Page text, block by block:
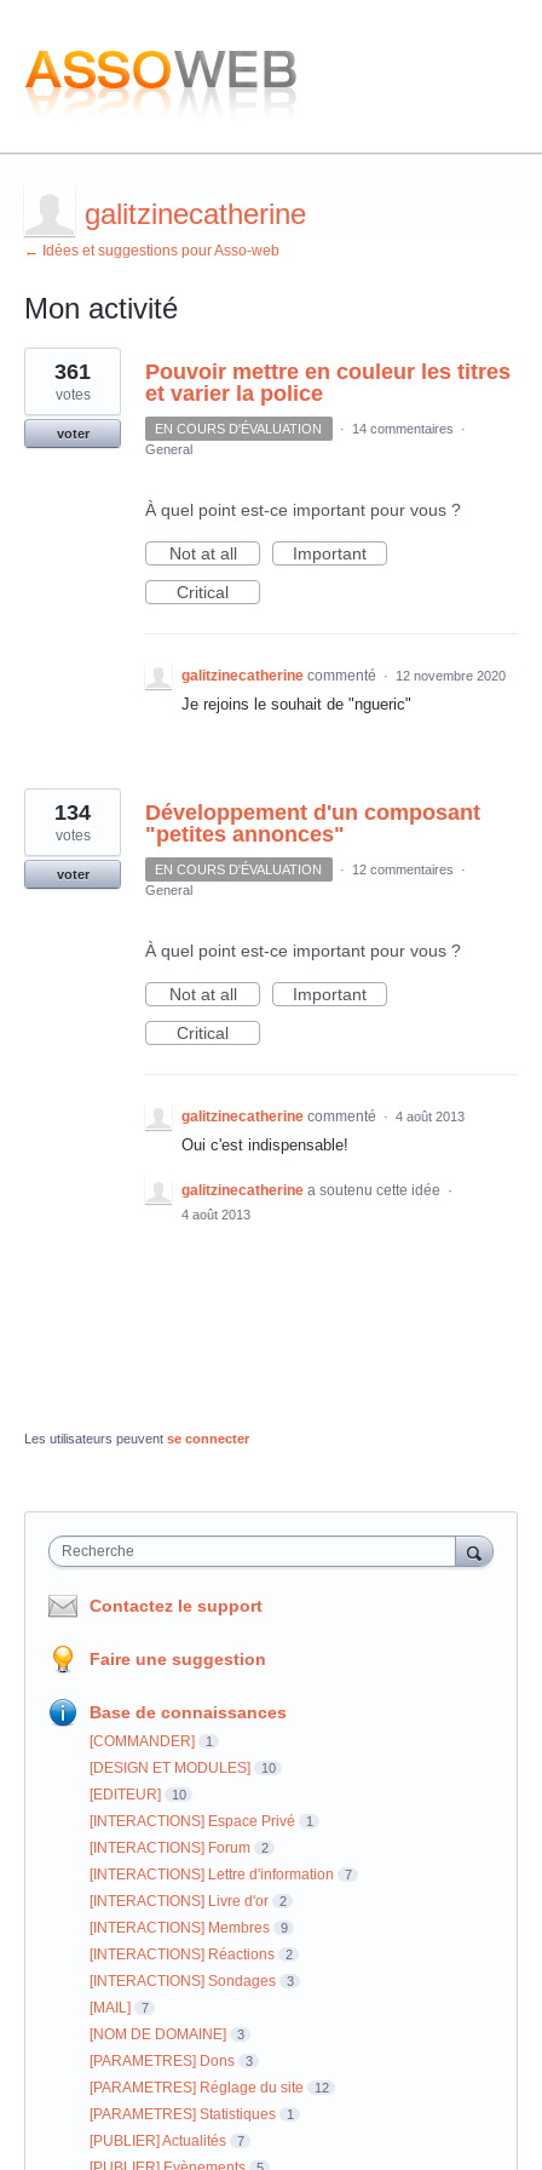
galitzinecatherine
← Idées et suggestions pour Asso-web
Mon activité
2
résultats
trouvés
Pouvoir mettre en couleur les titres
et varier la police
361
votes
voter EN COURS D'ÉVALUATION · 14 commentaires
·
General
À quel point est-ce important pour vous ?
Not at all
Important
Critical
galitzinecatherine commenté · 12 novembre 2020
Je rejoins le souhait de "ngueric"
Développement d'un composant
"petites annonces"
134
votes
voter EN COURS D'ÉVALUATION · 12 commentaires
·
General
À quel point est-ce important pour vous ?
Not at all
Important
Critical
galitzinecatherine commenté · 4 août 2013
Oui c'est indispensable!
galitzinecatherine a soutenu cette idée ·
4 août 2013
Les utilisateurs peuvent se connecter
Recherche
Contactez le support
Faire une suggestion
Base de connaissances
[COMMANDER] 1
[DESIGN ET MODULES] 10
[EDITEUR] 10
[INTERACTIONS] Espace Privé 1
[INTERACTIONS] Forum 2
[INTERACTIONS] Lettre d'information 7
[INTERACTIONS] Livre d'or 2
[INTERACTIONS] Membres 9
[INTERACTIONS] Réactions 2
[INTERACTIONS] Sondages 3
[MAIL] 7
[NOM DE DOMAINE] 3
[PARAMETRES] Dons 3
[PARAMETRES] Réglage du site 12
[PARAMETRES] Statistiques 1
[PUBLIER] Actualités 7